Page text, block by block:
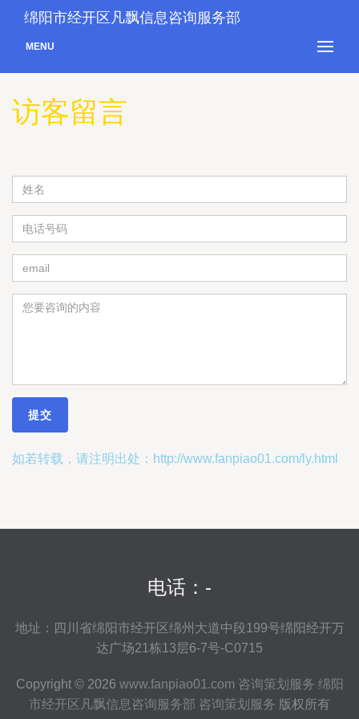
绵阳市经开区凡飘信息咨询服务部
MENU
访客留言
如若转载，请注明出处：http://www.fanpiao01.com/ly.html
电话：-
地址：四川省绵阳市经开区绵州大道中段199号绵阳经开万
达广场21栋13层6-7号-C0715
Copyright © 2026 www.fanpiao01.com 咨询策划服务 绵阳
市经开区凡飘信息咨询服务部 咨询策划服务 版权所有